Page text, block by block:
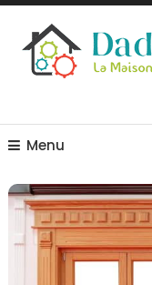
Skip
Content
Menu